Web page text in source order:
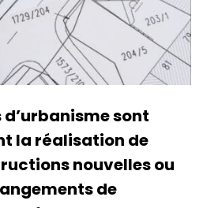
sont
la réalisation de
nouvelles ou
de